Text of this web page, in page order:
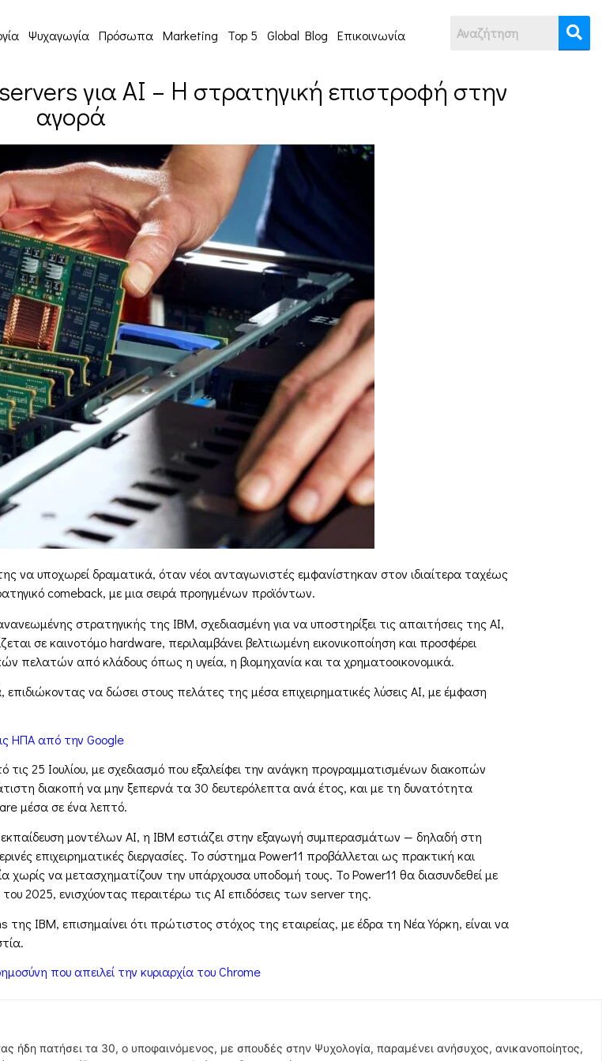
Ψυχαγωγία Πρόσωπα Marketing Top 5 Global Blog Επικοινωνία
για AI – Η στρατηγική επιστροφή στην
αγορά
να υποχωρεί δραματικά, όταν νέοι ανταγωνιστές εμφανίστηκαν στον ιδιαίτερα ταχέως
comeback, με μια σειρά προηγμένων προϊόντων.
στρατηγικής της IBM, σχεδιασμένη για να υποστηρίξει τις απαιτήσεις της AI,
σε καινοτόμο hardware, περιλαμβάνει βελτιωμένη εικονικοποίηση και προσφέρει
πελατών από κλάδους όπως η υγεία, η βιομηχανία και τα χρηματοοικονομικά.
να δώσει στους πελάτες της μέσα επιχειρηματικές λύσεις AI, με έμφαση
ΗΠΑ από την Google
25 Ιουλίου, με σχεδιασμό που εξαλείφει την ανάγκη προγραμματισμένων διακοπών
διακοπή να μην ξεπερνά τα 30 δευτερόλεπτα ανά έτος, και με τη δυνατότητα
μέσα σε ένα λεπτό.
μοντέλων AI, η IBM εστιάζει στην εξαγωγή συμπερασμάτων — δηλαδή στη
επιχειρηματικές διεργασίες. Το σύστημα Power11 προβάλλεται ως πρακτική και
χωρίς να μετασχηματίζουν την υπάρχουσα υποδομή τους. Το Power11 θα διασυνδεθεί με
2025, ενισχύοντας περαιτέρω τις AI επιδόσεις των server της.
IBM, επισημαίνει ότι πρώτιστος στόχος της εταιρείας, με έδρα τη Νέα Υόρκη, είναι να
που απειλεί την κυριαρχία του Chrome
ήδη πατήσει τα 30, ο υποφαινόμενος, με σπουδές στην Ψυχολογία, παραμένει ανήσυχος, ανικανοποίητος,